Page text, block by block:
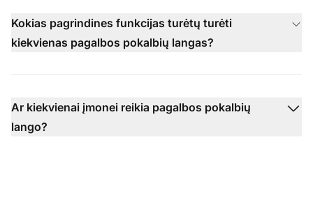
Kokias pagrindines funkcijas turėtų turėti
kiekvienas pagalbos pokalbių langas?
Ar kiekvienai įmonei reikia pagalbos pokalbių
lango?